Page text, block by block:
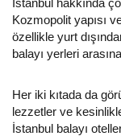
İstanbul hakkında
Kozmopolit yapısı
özellikle yurt
balayı yerleri
Her iki kıtada da
lezzetler ve
İstanbul balayı